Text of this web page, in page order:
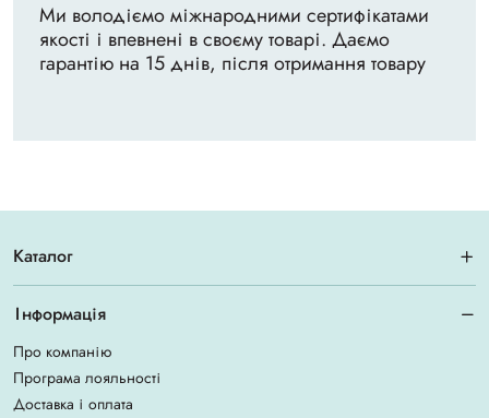
Ми володіємо міжнародними сертифікатами
якості і впевнені в своєму товарі. Даємо
гарантію на 15 днів, після отримання товару
Каталог
Інформація
Про компанію
Програма лояльності
Доставка і оплата